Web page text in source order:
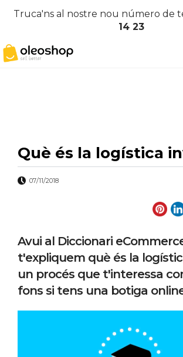
Truca'ns al nostre nou número de
14 23
Què és la logística
07/11/2018
Avui al Diccionari
t'expliquem què és la
un procés que t'interessa
fons si tens una botiga